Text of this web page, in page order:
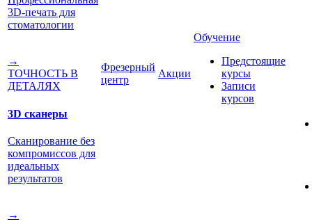
3D-печать для
стоматологии
→
ТОЧНОСТЬ В
ДЕТАЛЯХ
3D сканеры
Сканирование без
компромиссов для
идеальных
результатов
→
Фрезерный
центр
Акции
Обучение
Предстоящие
курсы
Записи
курсов